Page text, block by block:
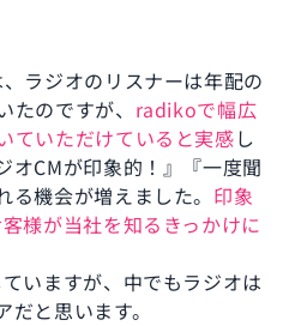
ラジオのリスナーは年配の
のですが、 radikoで幅広
ていただけていると実感し
オCMが印象的！』『一度聞
機会が増えました。 印象
様が当社を知るきっかけに
いますが、中でもラジオは
と思います。